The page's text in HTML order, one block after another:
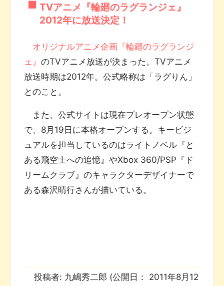
TVアニメ『輪廻のラグランジェ』
2012年に放送決定！
オリジナルアニメ企画『輪廻のラグランジ
ェ』のTVアニメ放送が決まった。TVアニメ
放送時期は2012年。公式略称は「ラグりん」
とのこと。
また、公式サイトは現在プレオープン状態
で、8月19日に本格オープンする。キービジ
ュアルを担当しているのはライトノベル『と
ある飛空士への追憶』やXbox 360/PSP『ド
リームクラブ』のキャラクターデザイナーで
ある森沢晴行さんが描いている。
投稿者: 九嶋秀二郎 (公開日： 2011年8月12